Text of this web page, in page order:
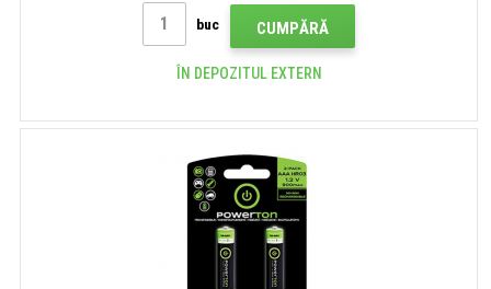
buc CUMPĂRĂ
ÎN DEPOZITUL EXTERN